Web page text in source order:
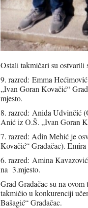
Ostali takmičari su ostvarili
9. razred: Emma
„Ivan Goran Kovačić“
mjesto.
8. razred: Anida Udvinčić
Anić iz O.Š. „Ivan Goran
7. razred: Adin Mehić je
Kovačić“ Gradačac).
6. razred: Amina
na 3.mjesto.
Grad Gradačac su na
takmičio u konkurenciji
Bašagić“ Gradačac.